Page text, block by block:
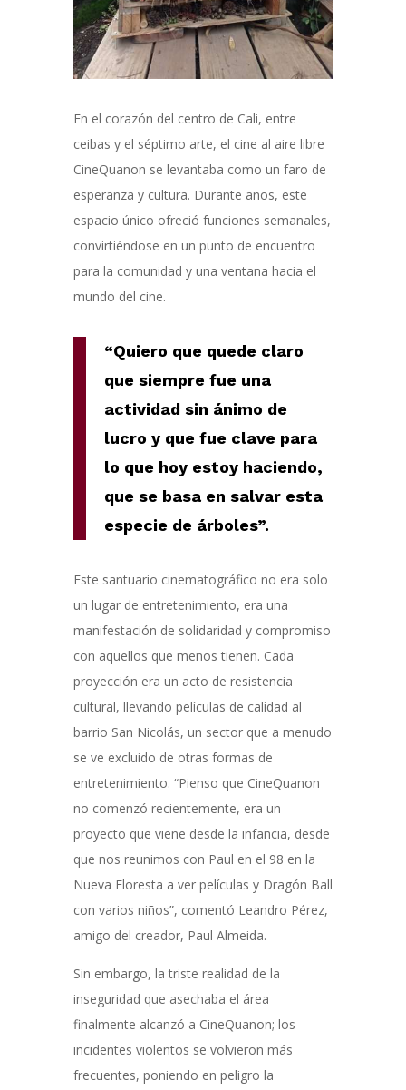
En el corazón del centro de Cali, entre
ceibas y el séptimo arte, el cine al aire libre
CineQuanon se levantaba como un faro de
esperanza y cultura. Durante años, este
espacio único ofreció funciones semanales,
convirtiéndose en un punto de encuentro
para la comunidad y una ventana hacia el
mundo del cine.
“Quiero que quede claro
que siempre fue una
actividad sin ánimo de
lucro y que fue clave para
lo que hoy estoy haciendo,
que se basa en salvar esta
especie de árboles”.
Este santuario cinematográfico no era solo
un lugar de entretenimiento, era una
manifestación de solidaridad y compromiso
con aquellos que menos tienen. Cada
proyección era un acto de resistencia
cultural, llevando películas de calidad al
barrio San Nicolás, un sector que a menudo
se ve excluido de otras formas de
entretenimiento. “Pienso que CineQuanon
no comenzó recientemente, era un
proyecto que viene desde la infancia, desde
que nos reunimos con Paul en el 98 en la
Nueva Floresta a ver películas y Dragón Ball
con varios niños”, comentó Leandro Pérez,
amigo del creador, Paul Almeida.
Sin embargo, la triste realidad de la
inseguridad que asechaba el área
finalmente alcanzó a CineQuanon; los
incidentes violentos se volvieron más
frecuentes, poniendo en peligro la